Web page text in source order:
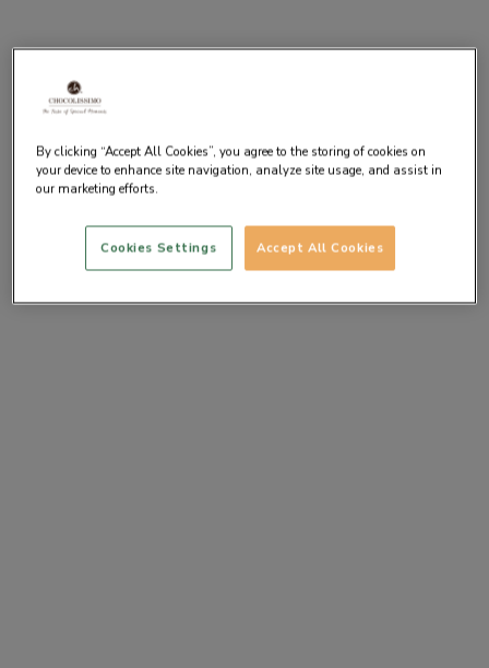
By clicking “Accept All Cookies”, you agree to the storing of cookies on
your device to enhance site navigation, analyze site usage, and assist in
our marketing efforts.
Accept All Cookies
Cookies Settings